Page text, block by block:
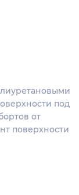
под
от
поверхности